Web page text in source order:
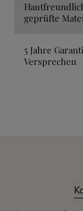
geprüfte
5 Jahre
Versprechen